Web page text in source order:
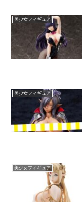
美少女フィギュア
美少女フィギュア
美少女フィギュア